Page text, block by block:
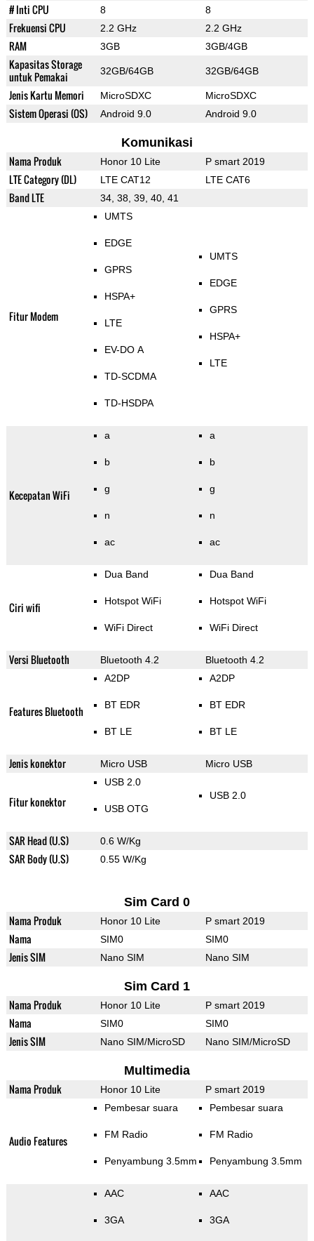
# Inti CPU 8 8
Frekuensi CPU 2.2 GHz 2.2 GHz
RAM 3GB 3GB/4GB
Kapasitas Storage
untuk Pemakai
32GB/64GB 32GB/64GB
Jenis Kartu Memori MicroSDXC MicroSDXC
Sistem Operasi (OS) Android 9.0 Android 9.0
Komunikasi
Nama Produk Honor 10 Lite P smart 2019
LTE Category (DL) LTE CAT12 LTE CAT6
Band LTE 34, 38, 39, 40, 41
Fitur Modem
UMTS
EDGE
GPRS
HSPA+
LTE
EV-DO A
TD-SCDMA
TD-HSDPA
UMTS
EDGE
GPRS
HSPA+
LTE
Kecepatan WiFi
a
b
g
n
ac
a
b
g
n
ac
Ciri wifi
Dua Band
Hotspot WiFi
WiFi Direct
Dua Band
Hotspot WiFi
WiFi Direct
Versi Bluetooth Bluetooth 4.2 Bluetooth 4.2
Features Bluetooth
A2DP
BT EDR
BT LE
A2DP
BT EDR
BT LE
Jenis konektor Micro USB Micro USB
Fitur konektor
USB 2.0
USB OTG
USB 2.0
SAR Head (U.S) 0.6 W/Kg
SAR Body (U.S) 0.55 W/Kg
Sim Card 0
Nama Produk Honor 10 Lite P smart 2019
Nama SIM0 SIM0
Jenis SIM Nano SIM Nano SIM
Sim Card 1
Nama Produk Honor 10 Lite P smart 2019
Nama SIM0 SIM0
Jenis SIM Nano SIM/MicroSD Nano SIM/MicroSD
Multimedia
Nama Produk Honor 10 Lite P smart 2019
Audio Features
Pembesar suara
FM Radio
Penyambung 3.5mm
Pembesar suara
FM Radio
Penyambung 3.5mm
AAC
3GA
AAC
3GA